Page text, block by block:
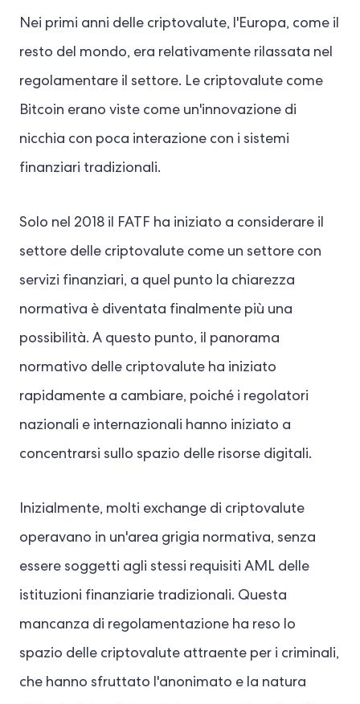
Nei primi anni delle criptovalute, l'Europa, come il
resto del mondo, era relativamente rilassata nel
regolamentare il settore. Le criptovalute come
Bitcoin erano viste come un'innovazione di
nicchia con poca interazione con i sistemi
finanziari tradizionali.
Solo nel 2018 il FATF ha iniziato a considerare il
settore delle criptovalute come un settore con
servizi finanziari, a quel punto la chiarezza
normativa è diventata finalmente più una
possibilità. A questo punto, il panorama
normativo delle criptovalute ha iniziato
rapidamente a cambiare, poiché i regolatori
nazionali e internazionali hanno iniziato a
concentrarsi sullo spazio delle risorse digitali.
Inizialmente, molti exchange di criptovalute
operavano in un'area grigia normativa, senza
essere soggetti agli stessi requisiti AML delle
istituzioni finanziarie tradizionali. Questa
mancanza di regolamentazione ha reso lo
spazio delle criptovalute attraente per i criminali,
che hanno sfruttato l'anonimato e la natura